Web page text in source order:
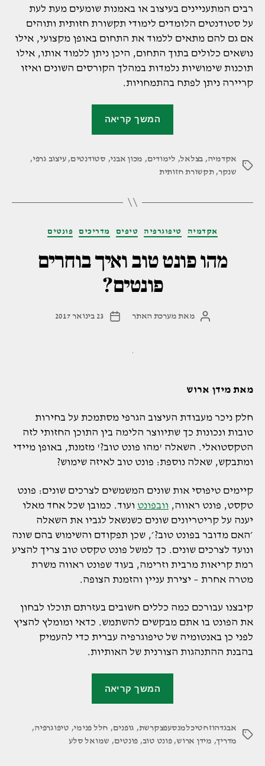
רבים המתעניינים בעיצוב או באמנות שומעים מעת לעת
על סטודנטים הלומדים לימודי תקשורת חזותית ותוהים
אם גם להם מתאים ללמוד את התחום באופן מקצועי, אילו
נושאים כלולים בתוך התחום, היכן ניתן ללמוד אותו, אילו
תוכנות שימושיות נלמדות במהלך הקורסים השונים ואיזו
קריירה ניתן לפתח בהתמחויות.
המשך קריאה
לדעת
תגיות
אקדמיה, בצלאל, לימודים, מכון אבני, סטודנטים,עיצוב גרפי,
שנקר,תקשורת חזותית
קטגוריות אקדמיה טיפוגרפיה טיפים מדריכים פונטים
מהו פונט טוב ואיך בוחרים
פונטים?
המחבר
מאת מערכת האתר
תאריך
23 בינואר 2017
מאת מידן ארוש
חלק ניכר מעבודת העיצוב הגרפי מסתמכת על בחירות
טובות ונכונות כך שתיווצר הלימה בין התוכן החזותי לזה
הטקסטואלי. השאלה 'מהו פונט טוב?' מזמנת, באופן מיידי
ומתבקש, שאלה נוספת: פונט טוב לאיזה שימוש?
קיימים טיפוסי אות שונים המשמשים לצרכים שונים: פונט
טקסט, פונט ראווה, וובפונט ועוד. כמובן שכל אחד מאלו
יענה על קריטריונים שונים כשנשאל לגביו את השאלה
׳האם מדובר בפונט טוב?׳, שכן תפקודם והשימוש בהם שונה
ונועד לצרכים שונים. כך למשל פונט טקסט טוב צריך להציע
רמת קריאות מרבית וזרימה, בעוד שפונט ראווה משרת
מטרה אחרת – יצירת עניין והזמנת הצופה.
קיבצנו עבורכם כמה כללים חשובים בעזרתם תוכלו לבחון
את הפונט בו אתם מבקשים להשתמש. כדאי ומומלץ להציץ
לפני כן באנטומיה של טיפוגרפיה עברית כדי להעמיק
בהבנת ההתנהגות הצורנית של האותיות.
המשך קריאה
ואיך
בוחרים
תגיות
אבגדהוזחטיכלמנסעפצקרשת, גופנים, חלל פנימי, טיפוגרפיה,
מדריך, מידן ארוש,פונט טוב, פונטים, שמואל סלע